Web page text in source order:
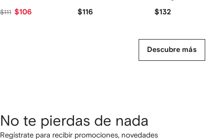
$111 $106 $116 $132
Descubre más
No te pierdas de nada
Regístrate para recibir promociones, novedades